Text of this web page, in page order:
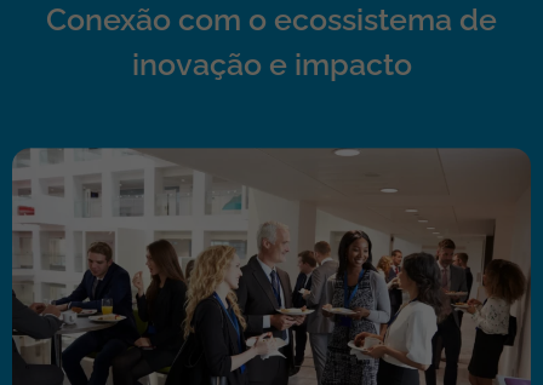
Conexão com o ecossistema de
inovação e impacto